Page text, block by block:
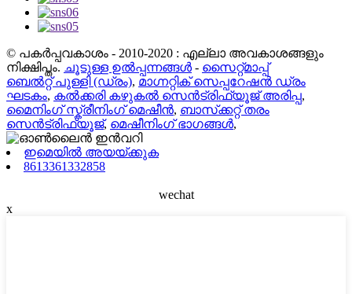
© പകർപ്പവകാശം - 2010-2020 : എല്ലാ അവകാശങ്ങളും
നിക്ഷിപ്തം. ചൂടുള്ള ഉൽപ്പന്നങ്ങൾ - സൈറ്റ്മാപ്പ്
ബെൽറ്റ് പുള്ളി (ഡ്രം), മാഗ്നറ്റിക് സെപ്പറേഷൻ ഡ്രം
ഘടകം, കൽക്കരി കഴുകൽ സെൻട്രിഫ്യൂജ് അരിപ്പ,
മൈനിംഗ് സ്ക്രീനിംഗ് മെഷീൻ, ബാസ്‌ക്കറ്റ് തരം
സെൻട്രിഫ്യൂജ്, മെഷീനിംഗ് ഭാഗങ്ങൾ,
ഇമെയിൽ അയയ്ക്കുക
8613361332858
wechat
x